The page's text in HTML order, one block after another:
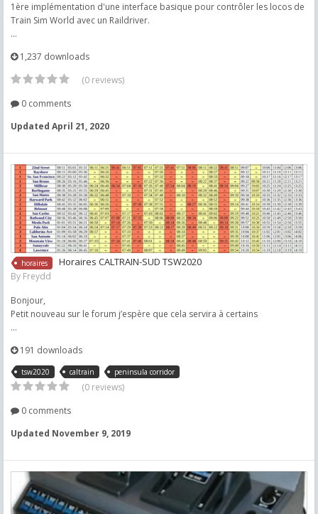
1ère implémentation d'une interface basique pour contrôler les locos de
Train Sim World avec un Raildriver.
...
1,237 downloads
(0 reviews)
0 comments
Updated April 21, 2020
horaires Horaires CALTRAIN-SUD TSW2020
By Freydd
Bonjour,
Petit nouveau sur le forum j’espère que cela servira à certains
...
191 downloads
tsw2020 caltrain peninsula corridor
(0 reviews)
0 comments
Updated November 9, 2019